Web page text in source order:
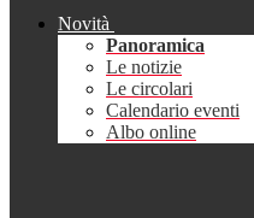
Novità
Panoramica
Le notizie
Le circolari
Calendario eventi
Albo online